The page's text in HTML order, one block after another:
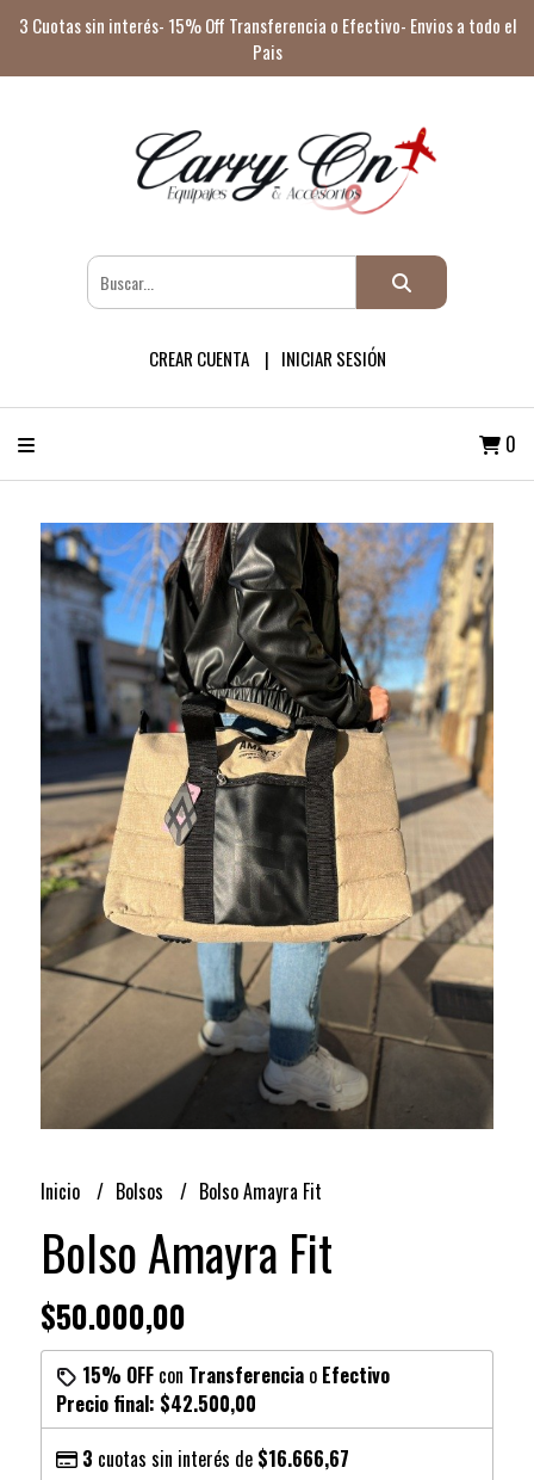
3 Cuotas sin interés- 15% Off Transferencia o Efectivo- Envios a todo el
Pais
CREAR CUENTA INICIAR SESIÓN
0
Inicio Bolsos Bolso Amayra Fit
Bolso Amayra Fit
$50.000,00
15% OFFcon Transferenciao Efectivo
Precio final: $42.500,00
3 cuotas sin interés de $16.666,67